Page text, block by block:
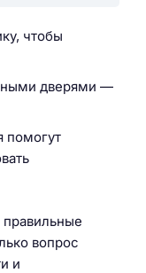
чтобы
дверями —
помогут
правильные
вопрос
и